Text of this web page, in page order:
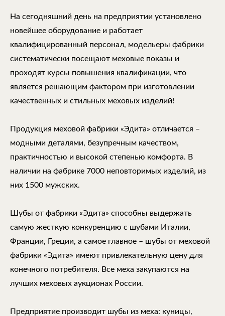
На сегодняшний день на предприятии установлено
новейшее оборудование и работает
квалифицированный персонал, модельеры фабрики
систематически посещают меховые показы и
проходят курсы повышения квалификации, что
является решающим фактором при изготовлении
качественных и стильных меховых изделий!
Продукция меховой фабрики «Эдита» отличается –
модными деталями, безупречным качеством,
практичностью и высокой степенью комфорта. В
наличии на фабрике 7000 неповторимых изделий, из
них 1500 мужских.
Шубы от фабрики «Эдита» способны выдержать
самую жесткую конкуренцию с шубами Италии,
Франции, Греции, а самое главное – шубы от меховой
фабрики «Эдита» имеют привлекательную цену для
конечного потребителя. Все меха закупаются на
лучших меховых аукционах России.
Предприятие производит шубы из меха: куницы,